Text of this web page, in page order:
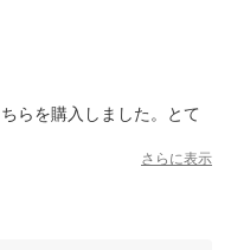
いいたします。
らを購入しました。とて
さらに表示